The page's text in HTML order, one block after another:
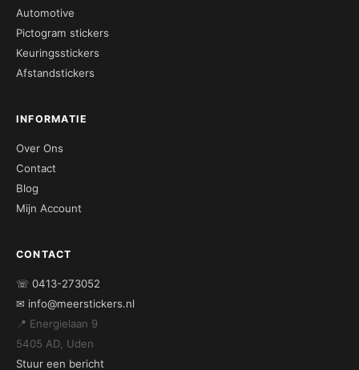
Automotive
Pictogram stickers
Keuringsstickers
Afstandstickers
INFORMATIE
Over Ons
Contact
Blog
Mijn Account
CONTACT
☏ 0413-273052
✉ info@meerstickers.nl
📍 Energielaan 9
5405 AD, Uden
Stuur een bericht